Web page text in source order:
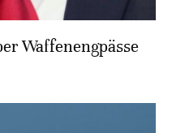
Waffenengpässe